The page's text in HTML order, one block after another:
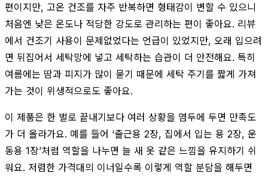
편이지만, 고온 건조를 자주 반복하면 형태감이 변할 수 있으니
처음엔 낮은 온도나 적당한 강도로 관리하는 편이 좋아요. 리뷰
에서 건조기 사용이 문제없었다는 언급이 있었지만, 오래 입으려
면 뒤집어서 세탁망에 넣고 세탁하는 습관이 더 안전해요. 특히
여름에는 땀과 피지가 많이 묻기 때문에 세탁 주기를 짧게 가져
가는 것이 위생적으로도 좋아요.
이 제품은 한 벌로 끝내기보다 여러 상황을 염두에 두면 만족도
가 더 올라가요. 예를 들어 ‘출근용 2장, 집에서 입는 용 2장, 운
동용 1장’처럼 역할을 나누면 늘 새 옷 같은 느낌을 유지하기 쉬
워요. 저렴한 가격대의 이너일수록 이렇게 역할 분담을 해두면